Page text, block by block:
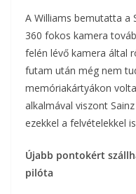
A Williams bemutatta a
360 fokos kamera
felén lévő kamera által
futam után még nem
memóriakártyákon
alkalmával viszont
ezekkel a felvételekkel
Újabb pontokért
pilóta